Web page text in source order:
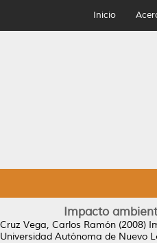
Inicio
Impacto
Cruz Vega, Carlos Ramón (2008)
Universidad Autónoma de Nuevo